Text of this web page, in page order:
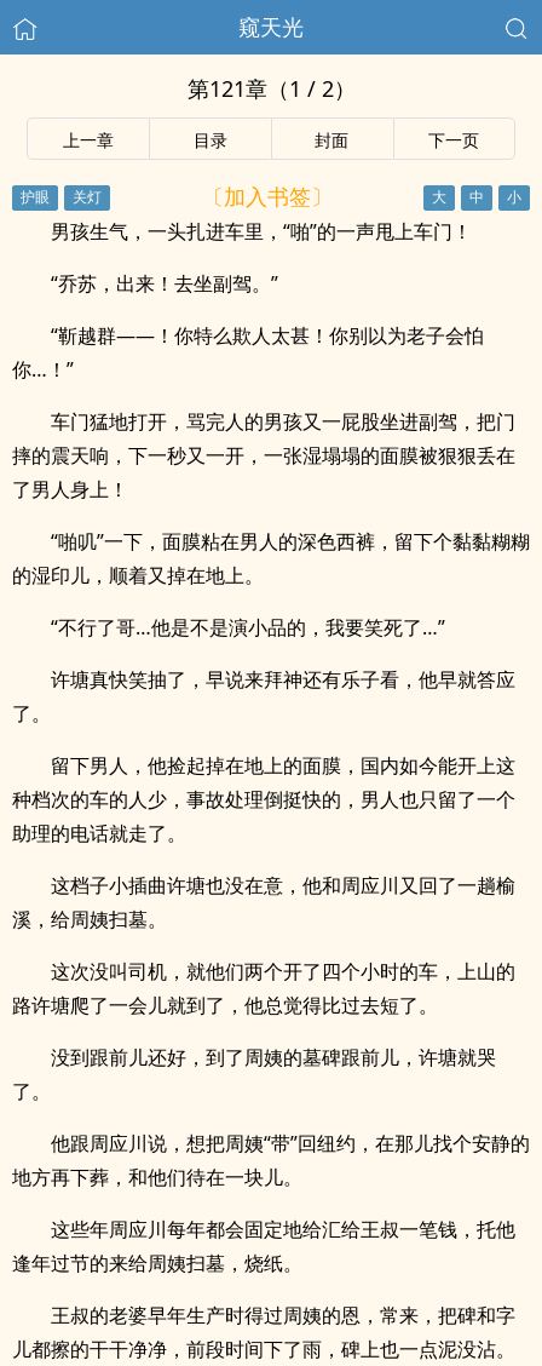
窥天光
第121章（1 / 2）
上一章 目录 封面 下一页
〔加入书签〕
男孩生气，一头扎进车里，“啪”的一声甩上车门！
“乔苏，出来！去坐副驾。”
“靳越群——！你特么欺人太甚！你别以为老子会怕
你…！”
车门猛地打开，骂完人的男孩又一屁股坐进副驾，把门
摔的震天响，下一秒又一开，一张湿塌塌的面膜被狠狠丢在
了男人身上！
“啪叽”一下，面膜粘在男人的深色西裤，留下个黏黏糊糊
的湿印儿，顺着又掉在地上。
“不行了哥…他是不是演小品的，我要笑死了…”
许塘真快笑抽了，早说来拜神还有乐子看，他早就答应
了。
留下男人，他捡起掉在地上的面膜，国内如今能开上这
种档次的车的人少，事故处理倒挺快的，男人也只留了一个
助理的电话就走了。
这档子小插曲许塘也没在意，他和周应川又回了一趟榆
溪，给周姨扫墓。
这次没叫司机，就他们两个开了四个小时的车，上山的
路许塘爬了一会儿就到了，他总觉得比过去短了。
没到跟前儿还好，到了周姨的墓碑跟前儿，许塘就哭
了。
他跟周应川说，想把周姨“带”回纽约，在那儿找个安静的
地方再下葬，和他们待在一块儿。
这些年周应川每年都会固定地给汇给王叔一笔钱，托他
逢年过节的来给周姨扫墓，烧纸。
王叔的老婆早年生产时得过周姨的恩，常来，把碑和字
儿都擦的干干净净，前段时间下了雨，碑上也一点泥没沾。